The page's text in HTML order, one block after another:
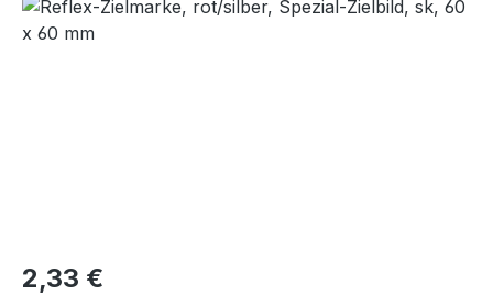
Bildergalerie überspringen
Regulärer Preis:
2,33 €